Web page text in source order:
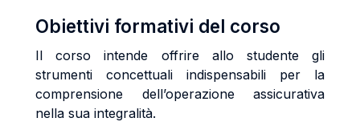
Obiettivi formativi del corso
Il corso intende offrire allo studente gli
strumenti concettuali indispensabili per la
comprensione dell’operazione assicurativa
nella sua integralità.